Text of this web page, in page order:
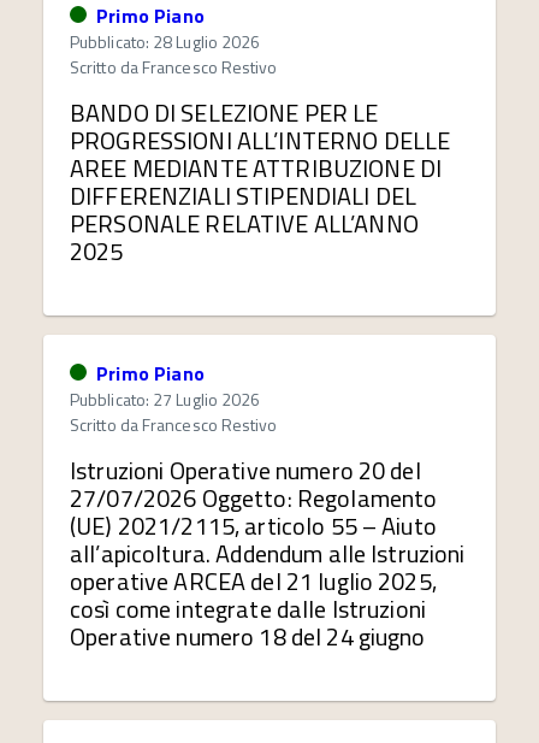
Primo Piano
Pubblicato: 28 Luglio 2026
Scritto daFrancesco Restivo
BANDO DI SELEZIONE PER LE
PROGRESSIONI ALL’INTERNO DELLE
AREE MEDIANTE ATTRIBUZIONE DI
DIFFERENZIALI STIPENDIALI DEL
PERSONALE RELATIVE ALL’ANNO
2025
Primo Piano
Pubblicato: 27 Luglio 2026
Scritto daFrancesco Restivo
Istruzioni Operative numero 20 del
27/07/2026 Oggetto: Regolamento
(UE) 2021/2115, articolo 55 – Aiuto
all’apicoltura. Addendum alle Istruzioni
operative ARCEA del 21 luglio 2025,
così come integrate dalle Istruzioni
Operative numero 18 del 24 giugno